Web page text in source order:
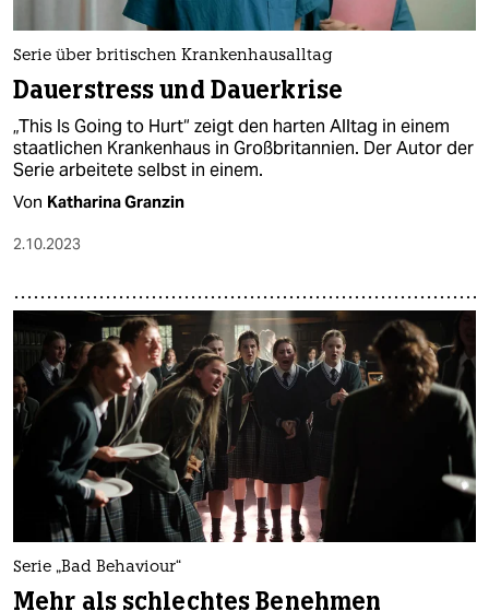
Serie über britischen Krankenhausalltag
Dauerstress und Dauerkrise
„This Is Going to Hurt“ zeigt den harten Alltag in einem
staatlichen Krankenhaus in Großbritannien. Der Autor der
Serie arbeitete selbst in einem.
Von Katharina Granzin
2.10.2023
Serie „Bad Behaviour“
Mehr als schlechtes Benehmen